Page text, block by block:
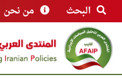
البحث من نحن